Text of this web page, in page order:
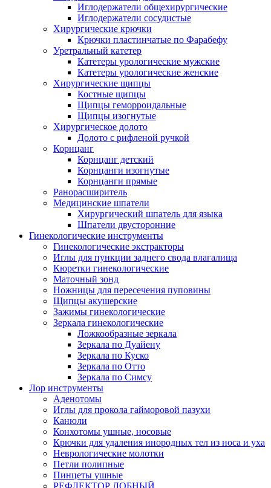
Иглодержатели общехирургические
Иглодержатели сосудистые
Хирургические крючки
Крючки пластинчатые по Фарабефу
Уретральный катетер
Катетеры урологические мужские
Катетеры урологические женские
Хирургические щипцы
Костные щипцы
Щипцы геморроидальные
Щипцы изогнутые
Хирургическое долото
Долото с рифленой ручкой
Корнцанг
Корнцанг детский
Корнцанги изогнутые
Корнцанги прямые
Ранорасширитель
Медицинские шпатели
Хирургический шпатель для языка
Шпатели двусторонние
Гинекологические инструменты
Гинекологические экстракторы
Иглы для пункции заднего свода влагалища
Кюретки гинекологические
Маточный зонд
Ножницы для пересечения пуповины
Щипцы акушерские
Зажимы гинекологические
Зеркала гинекологические
Ложкообразные зеркала
Зеркала по Дуайену
Зеркала по Куско
Зеркала по Отто
Зеркала по Симсу
Лор инструменты
Аденотомы
Иглы для прокола гайморовой пазухи
Канюли
Конхотомы ушные, носовые
Крючки для удаления инородных тел из носа и уха
Неврологические молотки
Петли полипные
Пинцеты ушные
РЕФЛЕКТОР ЛОБНЫЙ